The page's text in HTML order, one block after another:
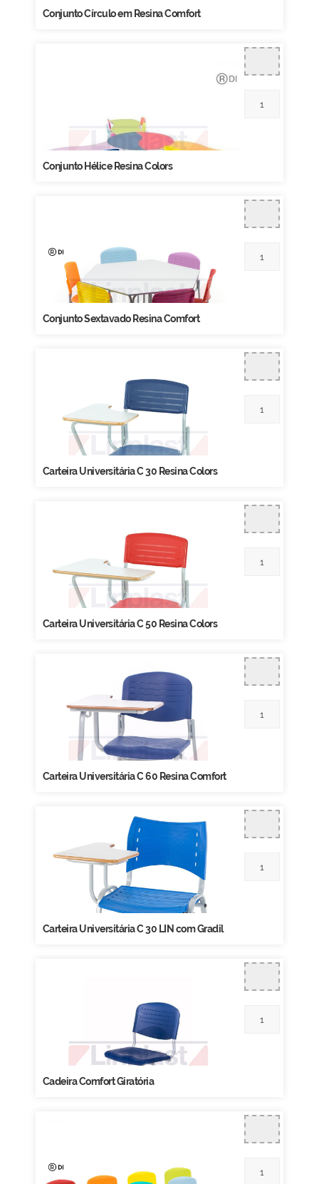
Conjunto Círculo em Resina Comfort
Conjunto Hélice Resina Colors
Conjunto Sextavado Resina Comfort
Carteira Universitária C 30 Resina Colors
Carteira Universitária C 50 Resina Colors
Carteira Universitária C 60 Resina Comfort
Carteira Universitária C 30 LIN com Gradil
Cadeira Comfort Giratória